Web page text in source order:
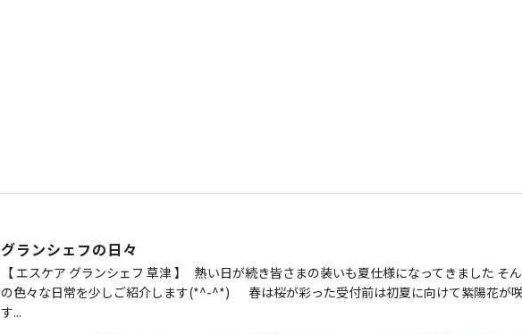
グランシェフの日々
【 エスケア グランシェフ 草津 】 熱い日が続き皆さまの装いも夏仕様になってきました そ
の色々な日常を少しご紹介します(*^-^*) 春は桜が彩った受付前は初夏に向けて紫陽花が
す...